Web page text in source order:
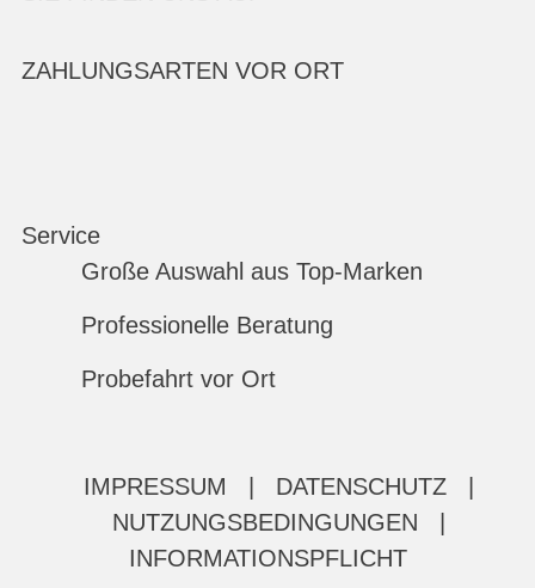
ZAHLUNGSARTEN VOR ORT
Service
Große Auswahl aus Top-Marken
Professionelle Beratung
Probefahrt vor Ort
IMPRESSUM DATENSCHUTZ
NUTZUNGSBEDINGUNGEN
INFORMATIONSPFLICHT